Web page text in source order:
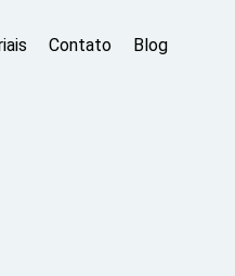
Contato Blog